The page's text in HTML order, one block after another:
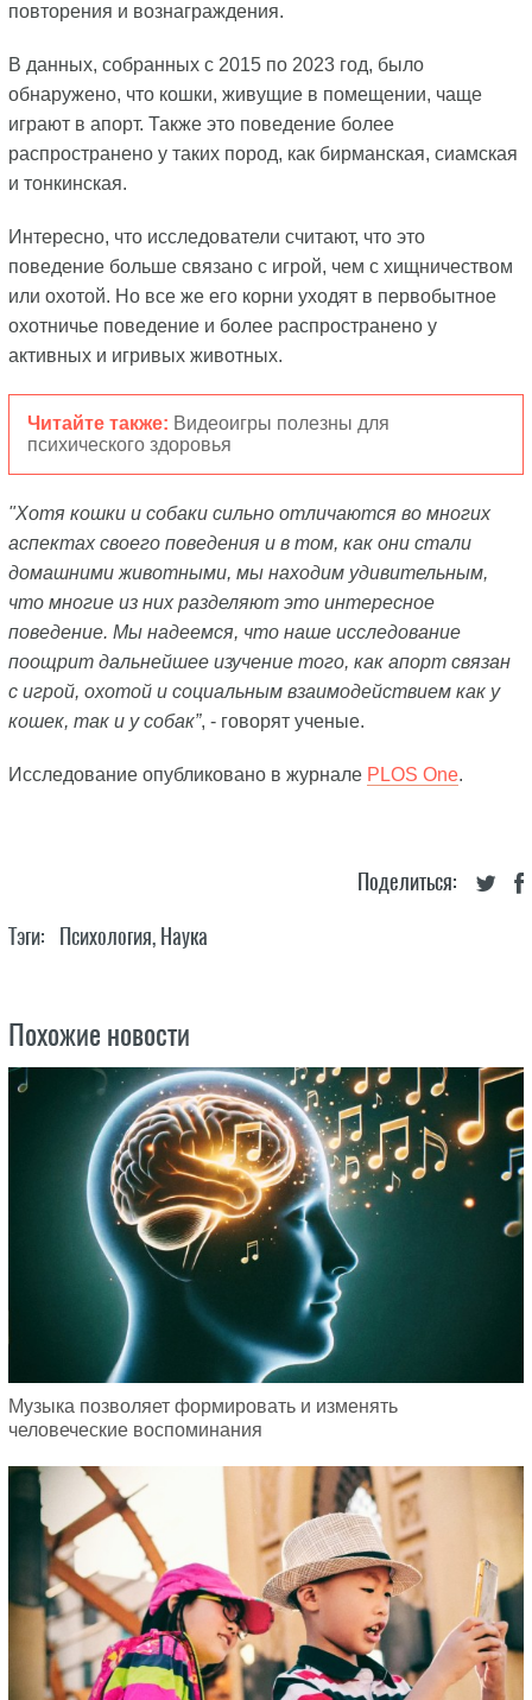
повторения и вознаграждения.
В данных, собранных с 2015 по 2023 год, было
обнаружено, что кошки, живущие в помещении, чаще
играют в апорт. Также это поведение более
распространено у таких пород, как бирманская, сиамская
и тонкинская.
Интересно, что исследователи считают, что это
поведение больше связано с игрой, чем с хищничеством
или охотой. Но все же его корни уходят в первобытное
охотничье поведение и более распространено у
активных и игривых животных.
Читайте также: Видеоигры полезны для
психического здоровья
"Хотя кошки и собаки сильно отличаются во многих
аспектах своего поведения и в том, как они стали
домашними животными, мы находим удивительным,
что многие из них разделяют это интересное
поведение. Мы надеемся, что наше исследование
поощрит дальнейшее изучение того, как апорт связан
с игрой, охотой и социальным взаимодействием как у
кошек, так и у собак”, - говорят ученые.
Исследование опубликовано в журнале PLOS One.
Поделиться:
Тэги: Психология, Наука
Похожие новости
Музыка позволяет формировать и изменять
человеческие воспоминания